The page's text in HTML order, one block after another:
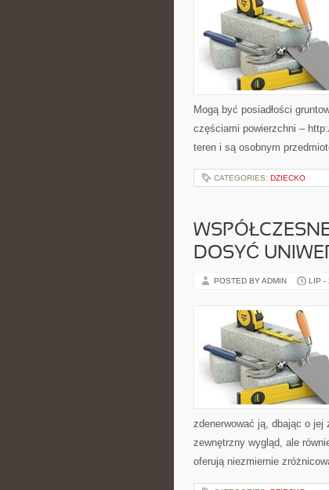
Mogą być posiadłości
częściami powierzchni –
teren i są osobnym
CATEGORIES: DZIECKO
DOSYĆ
POSTED BY ADMIN LIP -
zdenerwować ją, dbając o
zewnętrzny wygląd, ale
oferują niezmiernie